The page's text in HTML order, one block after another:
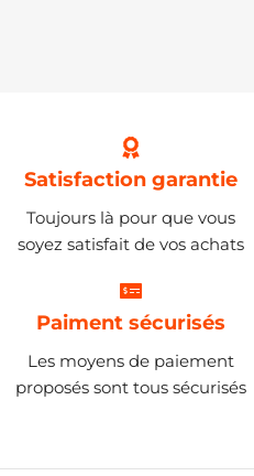
Satisfaction garantie
Toujours là pour que vous
soyez satisfait de vos achats
Paiment sécurisés
Les moyens de paiement
proposés sont tous sécurisés